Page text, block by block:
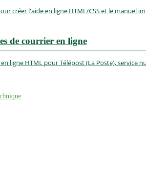
créer l'aide en ligne HTML/CSS et le manuel
de courrier en ligne
ligne HTML pour Télépost (La Poste), service